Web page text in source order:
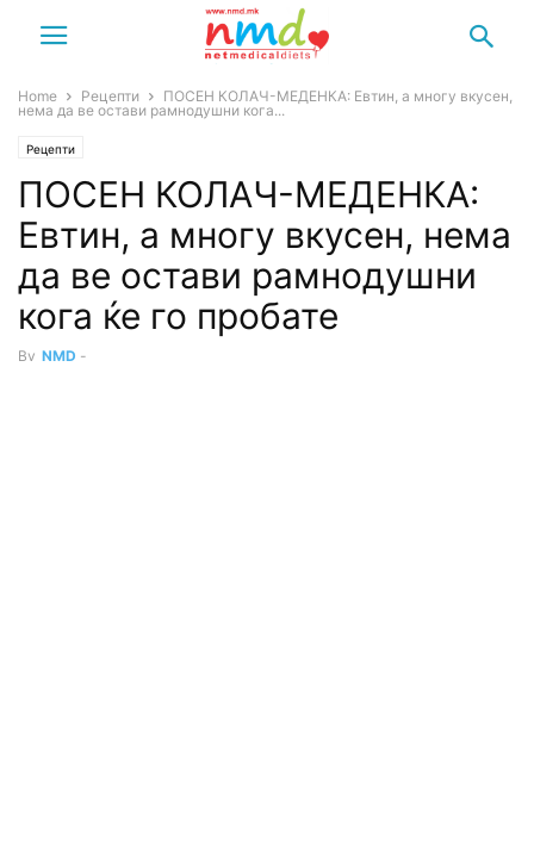
Home Рецепти
ПОСЕН КОЛАЧ-МЕДЕНКА: Евтин, а многу вкусен,
нема да ве остави рамнодушни кога...
Рецепти
ПОСЕН КОЛАЧ-МЕДЕНКА:
Евтин, а многу вкусен, нема
да ве остави рамнодушни
кога ќе го пробате
By NMD -